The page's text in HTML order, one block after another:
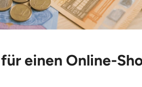
einen Online-